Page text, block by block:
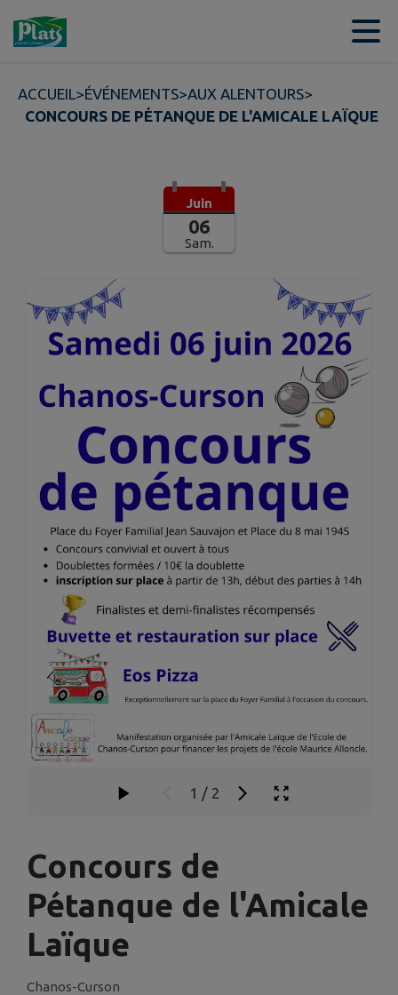
Contenu
ACCUEIL>ÉVÉNEMENTS>AUX ALENTOURS>
CONCOURS DE PÉTANQUE DE L'AMICALE LAÏQUE
Juin
06
Sam.
1 / 2
Concours de
Pétanque de l'Amicale
Laïque
Chanos-Curson